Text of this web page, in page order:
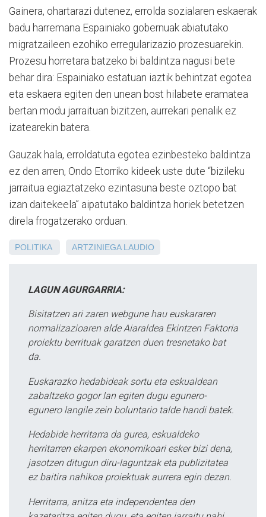
Gainera, ohartarazi dutenez, errolda sozialaren eskaerak
badu harremana Espainiako gobernuak abiatutako
migratzaileen ezohiko erregularizazio prozesuarekin.
Prozesu horretara batzeko bi baldintza nagusi bete
behar dira: Espainiako estatuan iaztik behintzat egotea
eta eskaera egiten den unean bost hilabete eramatea
bertan modu jarraituan bizitzen, aurrekari penalik ez
izatearekin batera.
Gauzak hala, erroldatuta egotea ezinbesteko baldintza
ez den arren, Ondo Etorriko kideek uste dute “bizileku
jarraitua egiaztatzeko ezintasuna beste oztopo bat
izan daitekeela” aipatutako baldintza horiek betetzen
direla frogatzerako orduan.
POLITIKA ARTZINIEGA LAUDIO
LAGUN AGURGARRIA:
Bisitatzen ari zaren webgune hau euskararen
normalizazioaren alde Aiaraldea Ekintzen Faktoria
proiektu berrituak garatzen duen tresnetako bat
da.
Euskarazko hedabideak sortu eta eskualdean
zabaltzeko gogor lan egiten dugu egunero-
egunero langile zein boluntario talde handi batek.
Hedabide herritarra da gurea, eskualdeko
herritarren ekarpen ekonomikoari esker bizi dena,
jasotzen ditugun diru-laguntzak eta publizitatea
ez baitira nahikoa proiektuak aurrera egin dezan.
Herritarra, anitza eta independentea den